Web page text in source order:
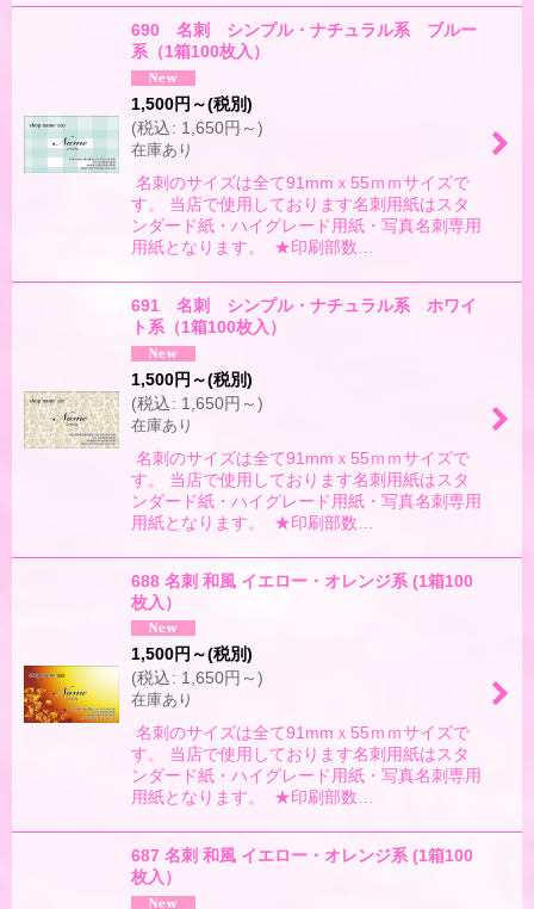
690 名刺 シンプル・ナチュラル系 ブルー
系（1箱100枚入）
1,500円 ～(税別)
(税込: 1,650円 ～)
在庫あり
名刺のサイズは全て91mmｘ55ｍｍサイズで
す。 当店で使用しております名刺用紙はスタ
ンダード紙・ハイグレード用紙・写真名刺専用
用紙となります。 ★印刷部数…
691 名刺 シンプル・ナチュラル系 ホワイ
ト系（1箱100枚入）
1,500円 ～(税別)
(税込: 1,650円 ～)
在庫あり
名刺のサイズは全て91mmｘ55ｍｍサイズで
す。 当店で使用しております名刺用紙はスタ
ンダード紙・ハイグレード用紙・写真名刺専用
用紙となります。 ★印刷部数…
688 名刺 和風 イエロー・オレンジ系 (1箱100
枚入）
1,500円 ～(税別)
(税込: 1,650円 ～)
在庫あり
名刺のサイズは全て91mmｘ55ｍｍサイズで
す。 当店で使用しております名刺用紙はスタ
ンダード紙・ハイグレード用紙・写真名刺専用
用紙となります。 ★印刷部数…
687 名刺 和風 イエロー・オレンジ系 (1箱100
枚入）